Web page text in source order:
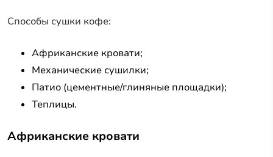
Способы сушки кофе:
Африканские кровати;
Механические сушилки;
Патио (цементные/глиняные площадки);
Теплицы.
Африканские кровати